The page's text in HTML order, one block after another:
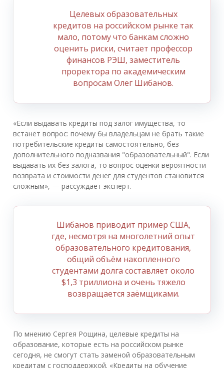
Целевых образовательных
кредитов на российском рынке так
мало, потому что банкам сложно
оценить риски, считает профессор
финансов РЭШ, заместитель
проректора по академическим
вопросам Олег Шибанов.
«Если выдавать кредиты под залог имущества, то
встанет вопрос: почему бы владельцам не брать такие
потребительские кредиты самостоятельно, без
дополнительного подназвания "образовательный". Если
выдавать их без залога, то вопрос оценки вероятности
возврата и стоимости денег для студентов становится
сложным», — рассуждает эксперт.
Шибанов приводит пример США,
где, несмотря на многолетний опыт
образовательного кредитования,
общий объём накопленного
студентами долга составляет около
$1,3 триллиона и очень тяжело
возвращается заёмщиками.
По мнению Сергея Рощина, целевые кредиты на
образование, которые есть на российском рынке
сегодня, не смогут стать заменой образовательным
кредитам с господдержкой. «Кредиты на обучение